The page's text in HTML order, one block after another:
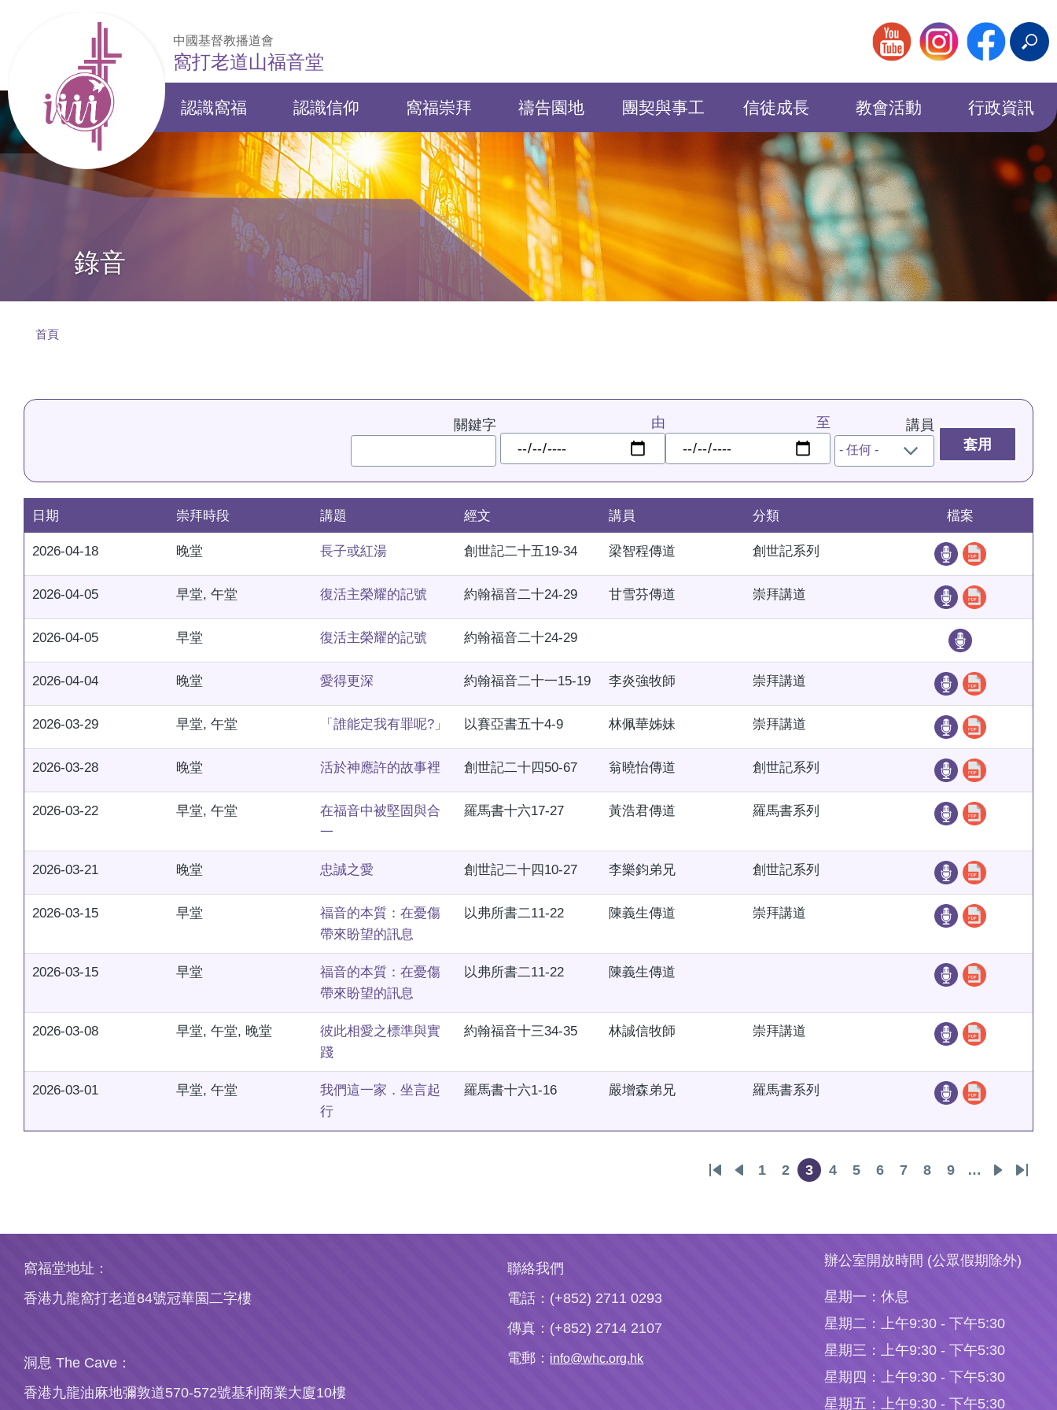
中國基督教播道會
窩打老道山福音堂
搜
尋
Main
navigation
認識窩福 認識信仰 窩福崇拜 禱告園地 團契與事工 信徒成長 教會活動 行政資訊
錄音
導
首頁
關鍵字
由
期
至
期
講員
日期
2026-04-18
崇拜時段
晚堂
講題
長子或紅湯
經文
創世記二十五19-34
講員
梁智程傳道
分類
創世記系列
檔案
2026-04-05 早堂, 午堂 復活主榮耀的記號 約翰福音二十24-29 甘雪芬傳道 崇拜講道
2026-04-05 早堂 復活主榮耀的記號 約翰福音二十24-29
2026-04-04 晚堂 愛得更深 約翰福音二十一15-19 李炎強牧師 崇拜講道
2026-03-29 早堂, 午堂 「誰能定我有罪呢?」 以賽亞書五十4-9 林佩華姊妹 崇拜講道
2026-03-28 晚堂 活於神應許的故事裡 創世記二十四50-67 翁曉怡傳道 創世記系列
2026-03-22 早堂, 午堂
在福音中被堅固與合
一
羅馬書十六17-27 黃浩君傳道 羅馬書系列
2026-03-21 晚堂 忠誠之愛 創世記二十四10-27 李樂鈞弟兄 創世記系列
2026-03-15 早堂
福音的本質：在憂傷
帶來盼望的訊息
以弗所書二11-22 陳義生傳道 崇拜講道
2026-03-15 早堂
福音的本質：在憂傷
帶來盼望的訊息
以弗所書二11-22 陳義生傳道
2026-03-08 早堂, 午堂, 晚堂
彼此相愛之標準與實
踐
約翰福音十三34-35 林誠信牧師 崇拜講道
2026-03-01 早堂, 午堂
我們這一家．坐言起
行
羅馬書十六1-16 嚴增森弟兄 羅馬書系列
1
2
目
頁
3
4
5
6
7
8
9
…
頁
窩福堂地址：
香港九龍窩打老道84號冠華園二字樓
洞息 The Cave：
香港九龍油麻地彌敦道570-572號基利商業大廈10樓
聯絡我們
電話：(+852) 2711 0293
傳真：(+852) 2714 2107
電郵： info@whc.org.hk
辦公室開放時間 (公眾假期除外)
星期一： 休息
星期二：
上午9:30 - 下午5:30
星期三：
上午9:30 - 下午5:30
星期四：
上午9:30 - 下午5:30
星期五：
上午9:30 - 下午5:30